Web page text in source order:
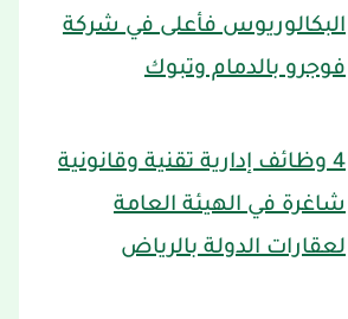
البكالوريوس فأعلى في شركة
فوجرو بالدمام وتبوك
4 وظائف إدارية تقنية وقانونية
شاغرة في الهيئة العامة
لعقارات الدولة بالرياض